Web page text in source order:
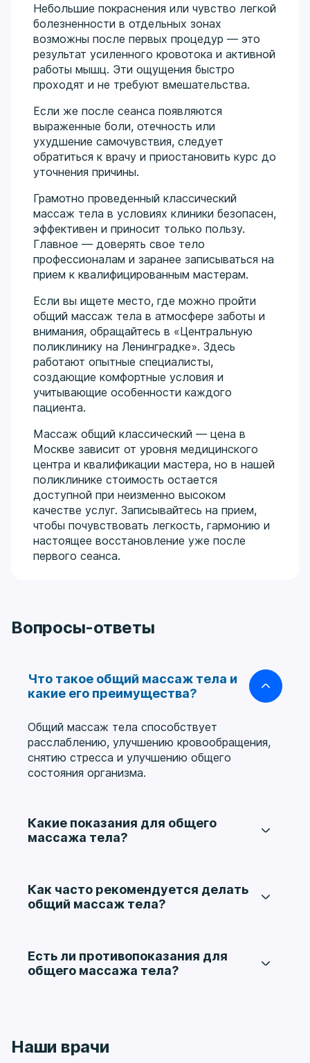
Небольшие покраснения или чувство легкой
болезненности в отдельных зонах
возможны после первых процедур — это
результат усиленного кровотока и активной
работы мышц. Эти ощущения быстро
проходят и не требуют вмешательства.
Если же после сеанса появляются
выраженные боли, отечность или
ухудшение самочувствия, следует
обратиться к врачу и приостановить курс до
уточнения причины.
Грамотно проведенный классический
массаж тела в условиях клиники безопасен,
эффективен и приносит только пользу.
Главное — доверять свое тело
профессионалам и заранее записываться на
прием к квалифицированным мастерам.
Если вы ищете место, где можно пройти
общий массаж тела в атмосфере заботы и
внимания, обращайтесь в «Центральную
поликлинику на Ленинградке». Здесь
работают опытные специалисты,
создающие комфортные условия и
учитывающие особенности каждого
пациента.
Массаж общий классический — цена в
Москве зависит от уровня медицинского
центра и квалификации мастера, но в нашей
поликлинике стоимость остается
доступной при неизменно высоком
качестве услуг. Записывайтесь на прием,
чтобы почувствовать легкость, гармонию и
настоящее восстановление уже после
первого сеанса.
Вопросы-ответы
Что такое общий массаж тела и
какие его преимущества?
Общий массаж тела способствует
расслаблению, улучшению кровообращения,
снятию стресса и улучшению общего
состояния организма.
Какие показания для общего
массажа тела?
спазмы и восстановление после травм.
Как часто рекомендуется делать
общий массаж тела?
эффекта — 1 раз в месяц.
Есть ли противопоказания для
общего массажа тела?
Наши врачи